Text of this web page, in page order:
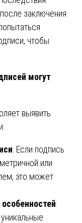
заключения
чтобы
могут
выявить
: Если подпись
или
это может
: